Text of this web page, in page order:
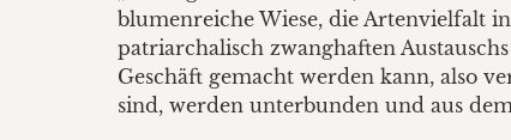
blumenreiche Wiese, die Artenvielfalt
patriarchalisch zwanghaften
Geschäft gemacht werden kann, also
sind, werden unterbunden und aus